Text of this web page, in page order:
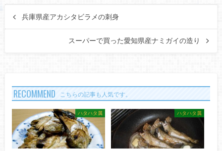
兵庫県産アカシタビラメの刺身
スーパーで買った愛知県産ナミガイの造り
RECOMMEND こちらの記事も人気です。
ハタハタ属 ハタハタ属